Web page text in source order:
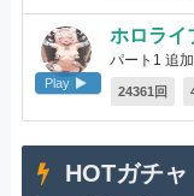
Play
ホロライ
パート1 追
24361回
HOTガチャ